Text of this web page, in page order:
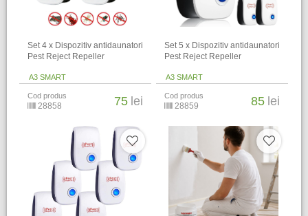
Set 4 x Dispozitiv antidaunatori
Pest Reject Repeller
A3 SMART
Cod produs
28858 75 lei
Set 5 x Dispozitiv antidaunatori
Pest Reject Repeller
A3 SMART
Cod produs
28859 85 lei